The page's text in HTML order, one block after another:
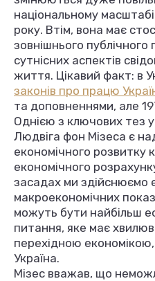
національному
року. Втім, вона має
зовнішнього публічного
сутнісних аспектів
життя. Цікавий факт: в
законів про працю
та доповненнями, але
Однією з ключових тез
Людвіга фон Мізеса є
економічного розвитку
економічного
засадах ми здійснюємо
макроекономічних
можуть бути найбільш
питання, яке має
перехідною
Україна.
Мізес вважав, що